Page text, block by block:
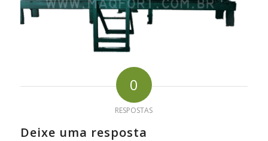
0
RESPOSTAS
Deixe uma resposta